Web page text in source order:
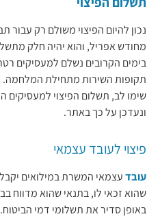
נכון להיום הפיצוי משולם רק עבור
מחודש אפריל, והוא יהיה חלק
בימים הקרובים נשלם למעסיקים
תקופות השירות מתחילת המלחמה.
שימו לב, תשלום הפיצוי למעסיקים
ונעדכן על כך באתר.
פיצוי לעובד עצמאי
עובדעצמאי המשרת במילואים יקבל
שהוא זכאי לו,בתנאי שהוא מדווח
באופן סדיר את תשלומי דמי הביטוח.